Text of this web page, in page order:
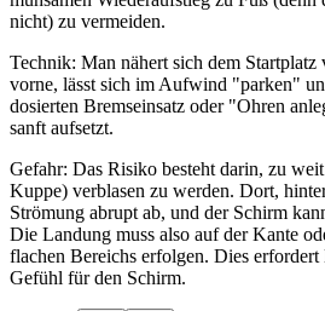
nicht) zu vermeiden.
Technik: Man nähert sich dem Startplatz
vorne, lässt sich im Aufwind "parken"
dosierten Bremseinsatz oder "Ohren
sanft aufsetzt.
Gefahr: Das Risiko besteht darin, zu
Kuppe) verblasen zu werden. Dort,
Strömung abrupt ab, und der Schirm
Die Landung muss also auf der Kante
flachen Bereichs erfolgen. Dies
Gefühl für den Schirm.